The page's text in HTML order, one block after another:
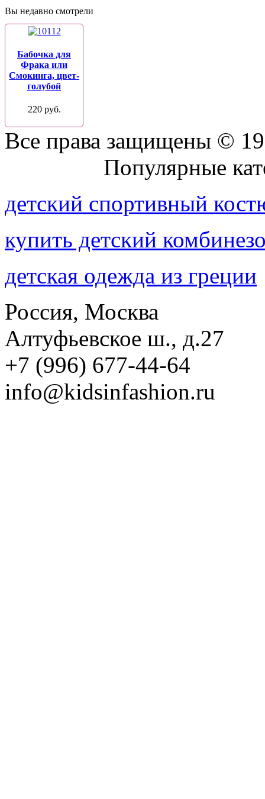
Вы недавно смотрели
Бабочка для
Фрака или
Смокинга, цвет-
голубой
220 руб.
Все права защищены ©
Популярные
детский спортивный
купить детский
детская одежда из греции
Россия, Москва
Алтуфьевское ш., д.27
+7 (996) 677-44-64
info@kidsinfashion.ru